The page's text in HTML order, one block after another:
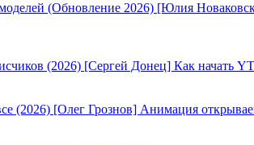
[Юлия
[Сергей Донец] Как начать
[Олег Грознов] Анимация